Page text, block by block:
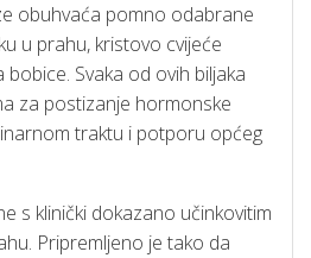
obuhvaća pomno odabrane
u prahu, kristovo cvijeće
Svaka od ovih biljaka
za postizanje hormonske
traktu i potporu općeg
s klinički dokazano učinkovitim
Pripremljeno je tako da